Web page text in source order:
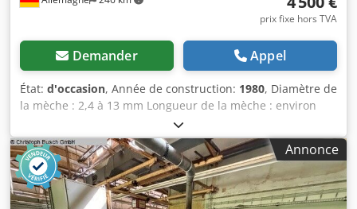
prix fixe hors TVA
Demander Appel
État: d'occasion, Année de construction: 1980, Diamètre de
la mèche : 2,4 à 13 mm Longueur de la mèche : environ
165 mm Angle de pointe : 90 à 140 ° Dcjdpsztfzwofx Ap Eok
Prix à l’unité
Annonce